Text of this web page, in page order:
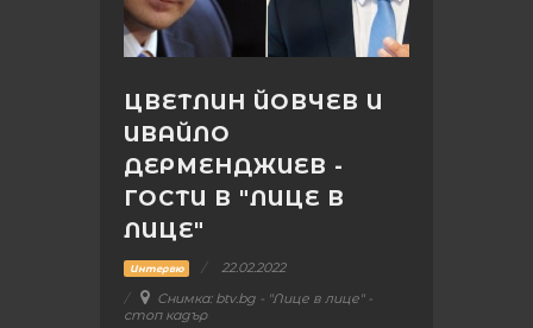
ЦВЕТЛИН ЙОВЧЕВ И
ИВАЙЛО
ДЕРМЕНДЖИЕВ -
ГОСТИ В "ЛИЦЕ В
ЛИЦЕ"
Интервю
22.02.2022
Снимка: btv.bg - "Лице в лице" -
стоп кадър